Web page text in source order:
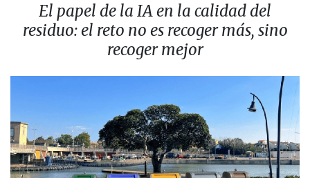
El papel de la IA en la calidad del
residuo: el reto no es recoger más, sino
recoger mejor